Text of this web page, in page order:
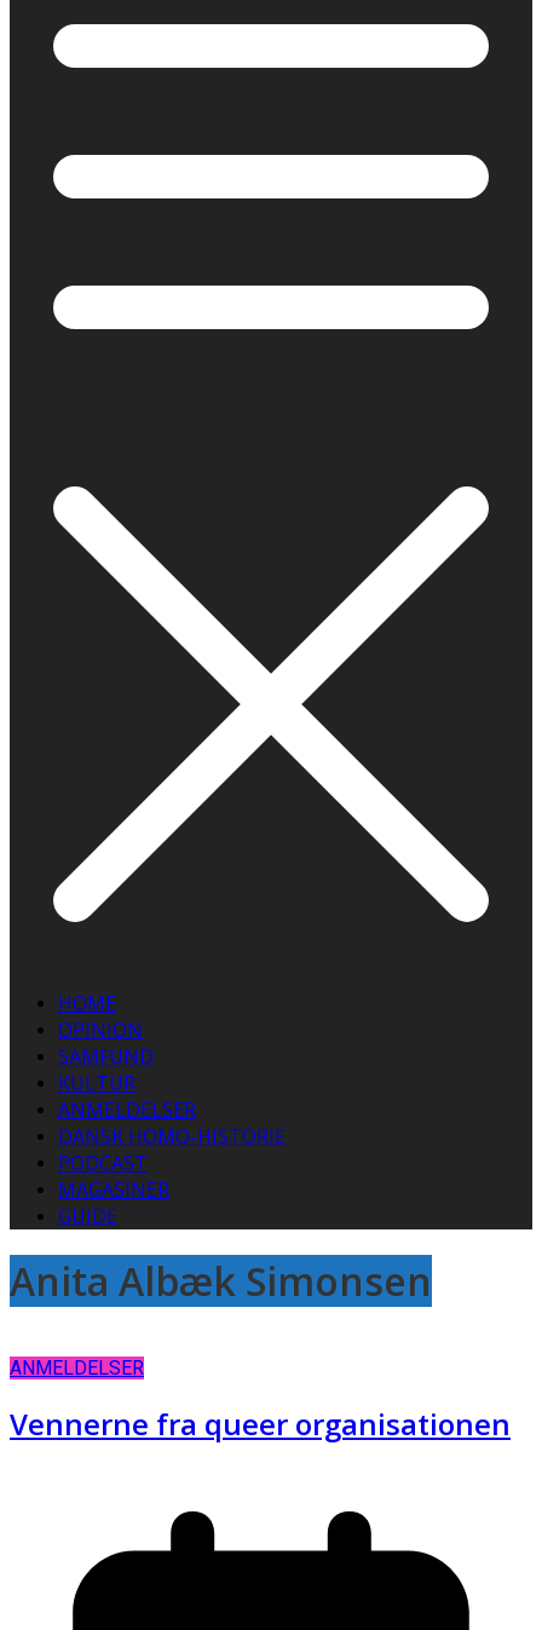
HOME
OPINION
SAMFUND
KULTUR
ANMELDELSER
DANSK HOMO-HISTORIE
PODCAST
MAGASINER
GUIDE
Anita Albæk Simonsen
ANMELDELSER
Vennerne fra queer organisationen